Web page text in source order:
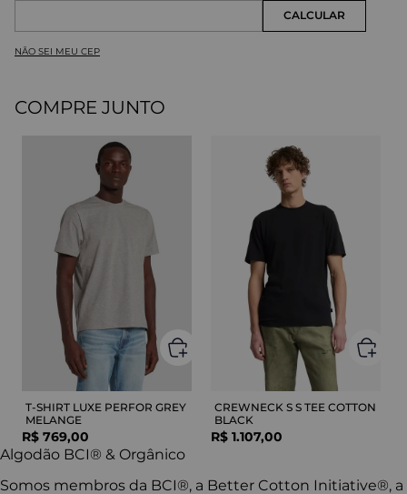
NÃO SEI MEU CEP
COMPRE JUNTO
T-SHIRT LUXE PERFOR GREY
MELANGE
R$ 769,00
CREWNECK S S TEE COTTON
BLACK
R$ 1.107,00
Algodão BCI® & Orgânico
Somos membros da BCI®, a Better Cotton Initiative®, a